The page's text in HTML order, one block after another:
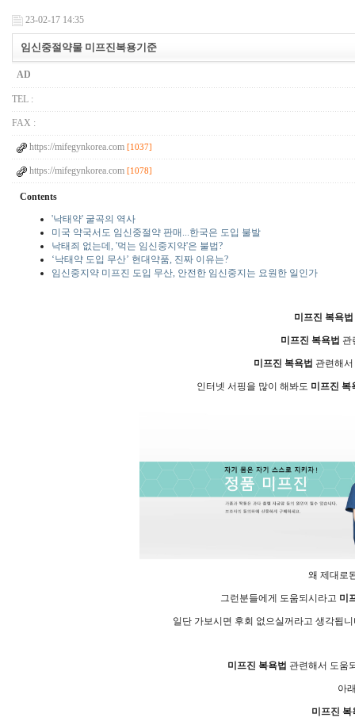
23-02-17 14:35
임신중절약물 미프진복용기준
AD
TEL :
FAX :
https://mifegynkorea.com [1037]
https://mifegynkorea.com [1078]
Contents
'낙태약' 굴곡의 역사
미국 약국서도 임신중절약 판매...한국은 도입 불발
낙태죄 없는데, '먹는 임신중지약'은 불법?
‘낙태약 도입 무산’ 현대약품, 진짜 이유는?
임신중지약 미프진 도입 무산, 안전한 임신중지는 요원한 일인가
미프진 복욕법
미프진 복욕법 관
미프진 복욕법 관련해
인터넷 서핑을 많이 해봐도 미프진 복
왜 제대로
그런분들에게 도움되시라고 미
일단 가보시면 후회 없으실꺼라고 생각됩
미프진 복욕법 관련해서 도움
아
미프진 복